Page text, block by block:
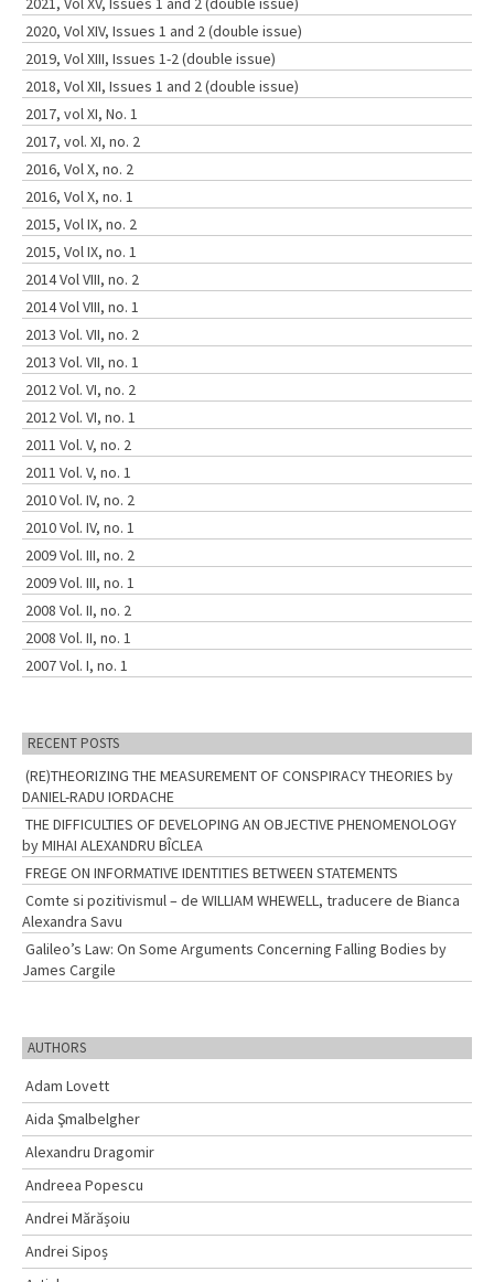
2020, Vol XIV, Issues 1 and 2 (double issue)
2019, Vol XIII, Issues 1-2 (double issue)
2018, Vol XII, Issues 1 and 2 (double issue)
2017, vol XI, No. 1
2017, vol. XI, no. 2
2016, Vol X, no. 2
2016, Vol X, no. 1
2015, Vol IX, no. 2
2015, Vol IX, no. 1
2014 Vol VIII, no. 2
2014 Vol VIII, no. 1
2013 Vol. VII, no. 2
2013 Vol. VII, no. 1
2012 Vol. VI, no. 2
2012 Vol. VI, no. 1
2011 Vol. V, no. 2
2011 Vol. V, no. 1
2010 Vol. IV, no. 2
2010 Vol. IV, no. 1
2009 Vol. III, no. 2
2009 Vol. III, no. 1
2008 Vol. II, no. 2
2008 Vol. II, no. 1
2007 Vol. I, no. 1
RECENT POSTS
(RE)THEORIZING THE MEASUREMENT OF CONSPIRACY THEORIES by
DANIEL-RADU IORDACHE
THE DIFFICULTIES OF DEVELOPING AN OBJECTIVE PHENOMENOLOGY
by MIHAI ALEXANDRU BÎCLEA
FREGE ON INFORMATIVE IDENTITIES BETWEEN STATEMENTS
Comte si pozitivismul – de WILLIAM WHEWELL, traducere de Bianca
Alexandra Savu
Galileo’s Law: On Some Arguments Concerning Falling Bodies by
James Cargile
AUTHORS
Adam Lovett
Aida Şmalbelgher
Alexandru Dragomir
Andreea Popescu
Andrei Mărășoiu
Andrei Sipoș